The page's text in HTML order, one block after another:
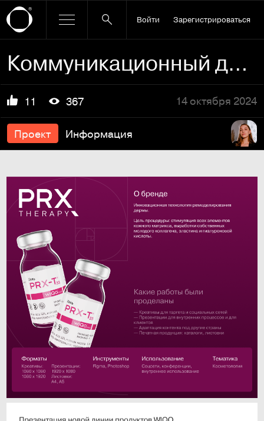
Войти Зарегистрироваться
Коммуникационный дизайн бренда PRX-T33. Часть 1
11 367 14 октября 2024
Проект Информация